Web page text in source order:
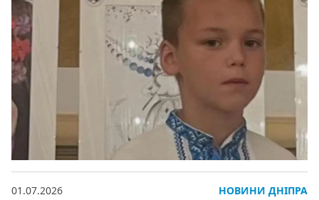
01.07.2026 НОВИНИ ДНІПРА